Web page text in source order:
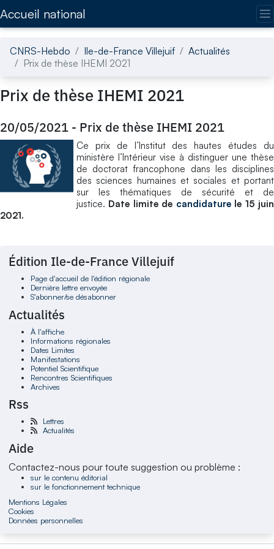
Accueil national
CNRS-Hebdo Ile-de-France Villejuif
Actualités
Prix de thèse IHEMI 2021
Prix de thèse IHEMI 2021
20/05/2021 - Prix de thèse IHEMI 2021
Ce prix de l’Institut des hautes études du
ministère l’Intérieur vise à distinguer une thèse
de doctorat francophone dans les disciplines
des sciences humaines et sociales et portant
sur les thématiques de sécurité et de
justice. Date limite de candidaturele 15 juin
2021.
Édition Ile-de-France Villejuif
Page d'accueil de l'édition régionale
Dernière lettre envoyée
S'abonner/se désabonner
Actualités
À l'affiche
Informations régionales
Dates Limites
Manifestations
Potentiel Scientifique
Rencontres Scientifiques
Archives
Rss
Lettres
Actualités
Aide
Contactez-nous pour toute suggestion ou problème :
sur le contenu éditorial
sur le fonctionnement technique
Mentions Légales
Cookies
Données personnelles